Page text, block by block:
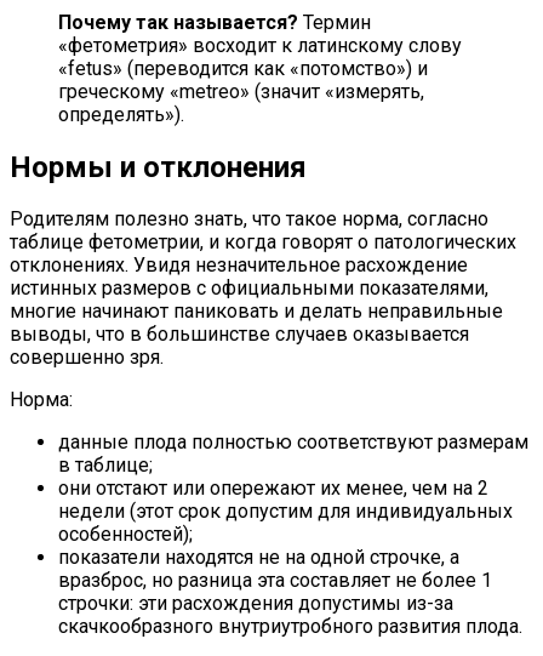
Почему так называется? Термин
«фетометрия» восходит к латинскому слову
«fetus» (переводится как «потомство») и
греческому «metreo» (значит «измерять,
определять»).
Нормы и отклонения
Родителям полезно знать, что такое норма, согласно
таблице фетометрии, и когда говорят о патологических
отклонениях. Увидя незначительное расхождение
истинных размеров с официальными показателями,
многие начинают паниковать и делать неправильные
выводы, что в большинстве случаев оказывается
совершенно зря.
Норма:
данные плода полностью соответствуют размерам
в таблице;
они отстают или опережают их менее, чем на 2
недели (этот срок допустим для индивидуальных
особенностей);
показатели находятся не на одной строчке, а
вразброс, но разница эта составляет не более 1
строчки: эти расхождения допустимы из-за
скачкообразного внутриутробного развития плода.